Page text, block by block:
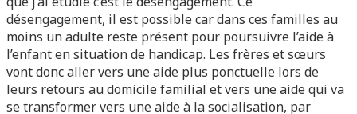
désengagement, il est possible car dans ces familles au
moins un adulte reste présent pour poursuivre l’aide à
l’enfant en situation de handicap. Les frères et sœurs
vont donc aller vers une aide plus ponctuelle lors de
leurs retours au domicile familial et vers une aide qui va
se transformer vers une aide à la socialisation, par